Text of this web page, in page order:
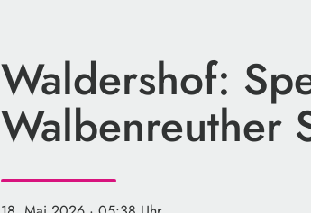
Waldershof:
Walbenreuther